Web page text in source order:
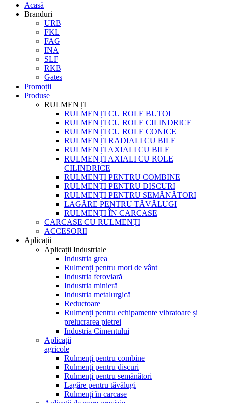
Acasă
Branduri
URB
FKL
FAG
INA
SLF
RKB
Gates
Promoții
Produse
RULMENȚI
RULMENȚI CU ROLE BUTOI
RULMENȚI CU ROLE CILINDRICE
RULMENȚI CU ROLE CONICE
RULMENȚI RADIALI CU BILE
RULMENȚI AXIALI CU BILE
RULMENȚI AXIALI CU ROLE
CILINDRICE
RULMENȚI PENTRU COMBINE
RULMENȚI PENTRU DISCURI
RULMENȚI PENTRU SEMĂNĂTORI
LAGĂRE PENTRU TĂVĂLUGI
RULMENȚI ÎN CARCASE
CARCASE CU RULMENȚI
ACCESORII
Aplicații
Aplicații Industriale
Industria grea
Rulmenți pentru mori de vânt
Industria feroviară
Industria minieră
Industria metalurgică
Reductoare
Rulmenți pentru echipamente vibratoare și
prelucrarea pietrei
Industria Cimentului
Aplicații
agricole
Rulmenți pentru combine
Rulmenți pentru discuri
Rulmenți pentru semănători
Lagăre pentru tăvălugi
Rulmenți în carcase